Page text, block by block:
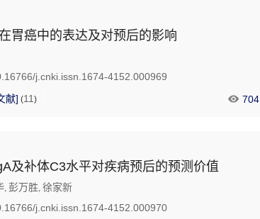
胃癌中的表达及对预后的影响
j.cnki.issn.1674-4152.000969
献] (11 ) 704
及补体C3水平对疾病预后的预测价值
, 彭万胜, 徐家新
j.cnki.issn.1674-4152.000970